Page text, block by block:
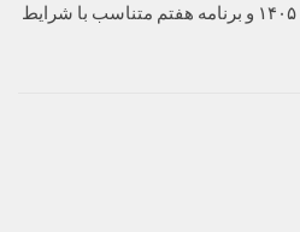
مجلس شورای اسلامی : بودجه ۱۴۰۵ و برنامه هفتم متناسب با شرایط